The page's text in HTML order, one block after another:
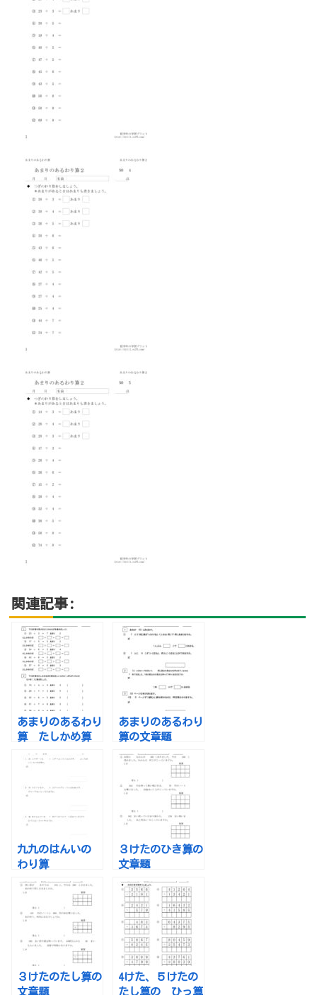
関連記事:
あまりのあるわり
算 たしかめ算
小３
あまりのあるわり
算の文章題
九九のはんいの
わり算
３けたのひき算の
文章題
３けたのたし算の
文章題
4けた、５けたの
たし算の ひっ算